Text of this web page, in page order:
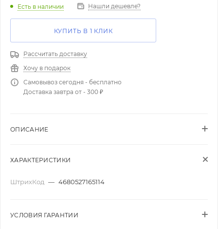
Есть в наличии Нашли дешевле?
КУПИТЬ В 1 КЛИК
Рассчитать доставку
Хочу в подарок
Самовывоз сегодня - бесплатно
Доставка завтра от - 300 ₽
ОПИСАНИЕ
ХАРАКТЕРИСТИКИ
ШтрихКод — 4680527165114
УСЛОВИЯ ГАРАНТИИ